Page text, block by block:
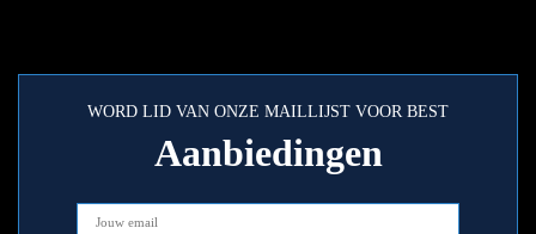
WORD LID VAN ONZE MAILLIJST VOOR BEST
Aanbiedingen